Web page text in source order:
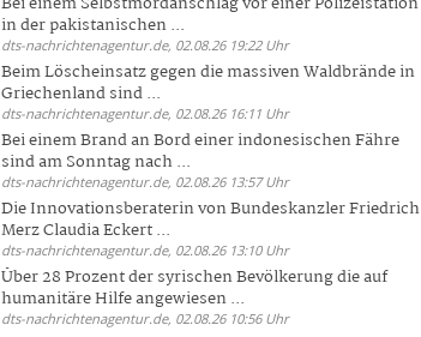
in der pakistanischen ...
dts-nachrichtenagentur.de, 02.08.26 19:22 Uhr
Beim Löscheinsatz gegen die massiven Waldbrände in
Griechenland sind ...
dts-nachrichtenagentur.de, 02.08.26 16:11 Uhr
Bei einem Brand an Bord einer indonesischen Fähre
sind am Sonntag nach ...
dts-nachrichtenagentur.de, 02.08.26 13:57 Uhr
Die Innovationsberaterin von Bundeskanzler Friedrich
Merz Claudia Eckert ...
dts-nachrichtenagentur.de, 02.08.26 13:10 Uhr
Über 28 Prozent der syrischen Bevölkerung die auf
humanitäre Hilfe angewiesen ...
dts-nachrichtenagentur.de, 02.08.26 10:56 Uhr